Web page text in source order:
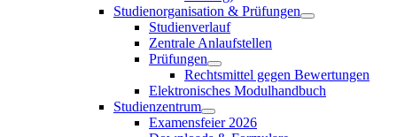
Studienorganisation & Prüfungen
Studienverlauf
Zentrale Anlaufstellen
Prüfungen
Rechtsmittel gegen Bewertungen
Elektronisches Modulhandbuch
Studienzentrum
Examensfeier 2026